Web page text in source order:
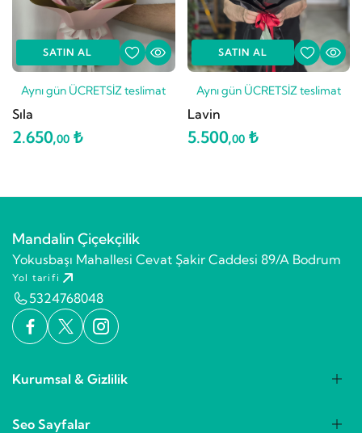
SATIN AL
Aynı gün ÜCRETSİZ teslimat
Sıla
2.650,00 ₺
SATIN AL
Aynı gün ÜCRETSİZ teslimat
Lavin
5.500,00₺
Mandalin Çiçekçilik
Yokusbaşı Mahallesi Cevat Şakir Caddesi 89/A Bodrum
Yol tarifi
5324768048
Kurumsal & Gizlilik
Seo Sayfalar